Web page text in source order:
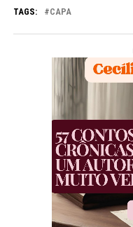
TAGS: CAPA